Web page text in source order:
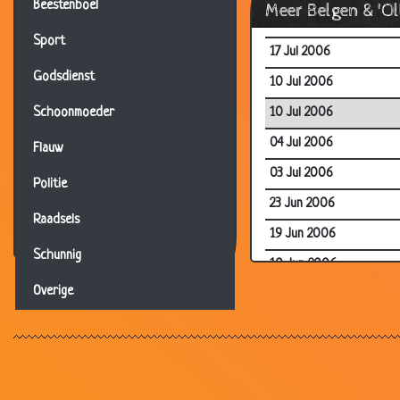
Beestenboel
Sport
Godsdienst
Schoonmoeder
Flauw
Politie
Raadsels
Schunnig
Overige
Meer Belgen &
20 Jul 2006
17 Jul 2006
10 Jul 2006
10 Jul 2006
04 Jul 2006
03 Jul 2006
23 Jun 2006
19 Jun 2006
10 Jun 2006